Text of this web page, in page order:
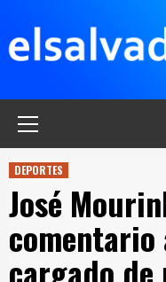
contenido
DEPORTES
José
comentario
cargado